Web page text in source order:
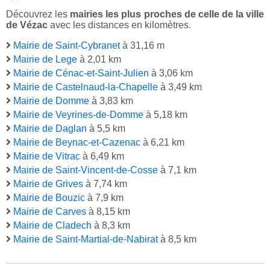
Découvrez les mairies les plus proches de celle de la ville
de Vézac avec les distances en kilomètres.
Mairie de Saint-Cybranetà 31,16 m
Mairie de Lege à 2,01 km
Mairie de Cénac-et-Saint-Julien à 3,06 km
Mairie de Castelnaud-la-Chapelle à 3,49 km
Mairie de Domme à 3,83 km
Mairie de Veyrines-de-Domme à 5,18 km
Mairie de Daglan à 5,5 km
Mairie de Beynac-et-Cazenac à 6,21 km
Mairie de Vitrac à 6,49 km
Mairie de Saint-Vincent-de-Cosse à 7,1 km
Mairie de Grives à 7,74 km
Mairie de Bouzic à 7,9 km
Mairie de Carves à 8,15 km
Mairie de Cladech à 8,3 km
Mairie de Saint-Martial-de-Nabiratà 8,5 km